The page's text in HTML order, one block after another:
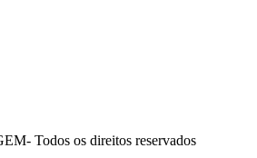
Todos os direitos reservados